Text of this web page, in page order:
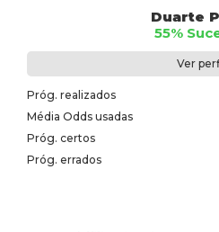
Duarte
55%
Ver
Próg. realizados
Média Odds usadas
Próg. certos
Próg. errados